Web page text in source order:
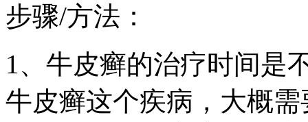
步骤/方法：
1、牛皮癣的治疗时间是
牛皮癣这个疾病，大概